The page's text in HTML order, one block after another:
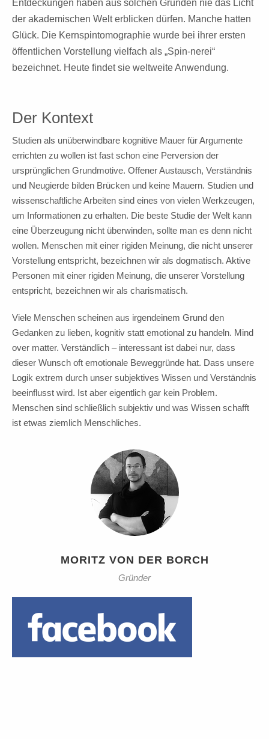
Entdeckungen haben aus solchen Gründen nie das Licht
der akademischen Welt erblicken dürfen. Manche hatten
Glück. Die Kernspintomographie wurde bei ihrer ersten
öffentlichen Vorstellung vielfach als „Spin-nerei“
bezeichnet. Heute findet sie weltweite Anwendung.
Der Kontext
Studien als unüberwindbare kognitive Mauer für Argumente
errichten zu wollen ist fast schon eine Perversion der
ursprünglichen Grundmotive. Offener Austausch, Verständnis
und Neugierde bilden Brücken und keine Mauern. Studien und
wissenschaftliche Arbeiten sind eines von vielen Werkzeugen,
um Informationen zu erhalten. Die beste Studie der Welt kann
eine Überzeugung nicht überwinden, sollte man es denn nicht
wollen. Menschen mit einer rigiden Meinung, die nicht unserer
Vorstellung entspricht, bezeichnen wir als dogmatisch. Aktive
Personen mit einer rigiden Meinung, die unserer Vorstellung
entspricht, bezeichnen wir als charismatisch.
Viele Menschen scheinen aus irgendeinem Grund den
Gedanken zu lieben, kognitiv statt emotional zu handeln. Mind
over matter. Verständlich – interessant ist dabei nur, dass
dieser Wunsch oft emotionale Beweggründe hat. Dass unsere
Logik extrem durch unser subjektives Wissen und Verständnis
beeinflusst wird. Ist aber eigentlich gar kein Problem.
Menschen sind schließlich subjektiv und was Wissen schafft
ist etwas ziemlich Menschliches.
MORITZ VON DER BORCH
Gründer